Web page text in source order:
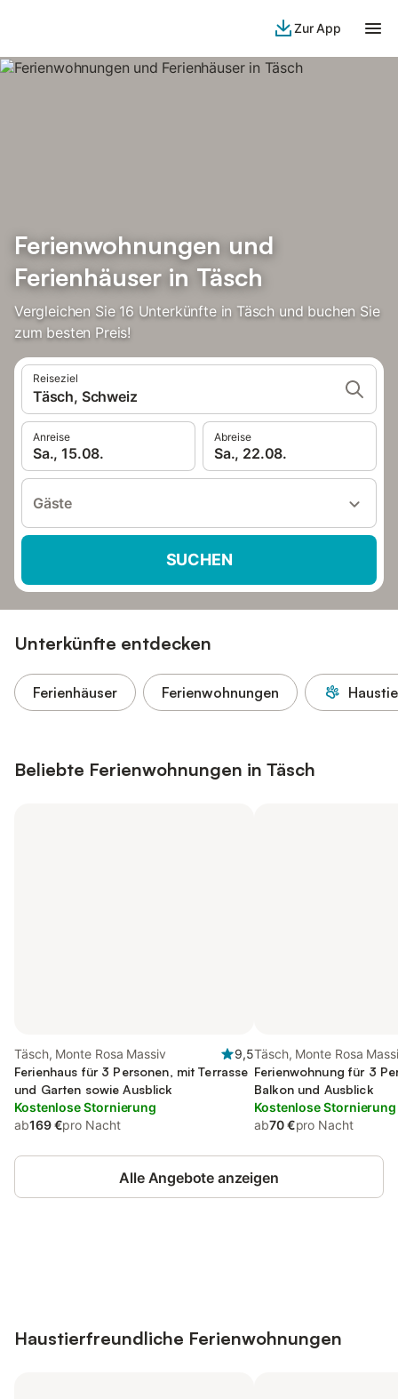
Zur App
Ferienwohnungen und
Ferienhäuser in Täsch
Vergleichen Sie 16 Unterkünfte in Täsch und buchen Sie
zum besten Preis!
Reiseziel
Täsch, Schweiz
Anreise
Sa., 15.08.
Abreise
Sa., 22.08.
Gäste
SUCHEN
Unterkünfte entdecken
Ferienhäuser Ferienwohnungen
Beliebte Ferienwohnungen in Täsch
Täsch, Monte Rosa Massiv
9,5
Ferienhaus für 3 Personen, mit Terrasse
und Garten sowie Ausblick
Kostenlose Stornierung
ab169 €pro Nacht
Täsch, Monte Rosa
Ferienwohnung für 3
Balkon und Ausblick
Kostenlose Stornierung
ab70 €pro Nacht
Alle Angebote anzeigen
Haustierfreundliche Ferienwohnungen